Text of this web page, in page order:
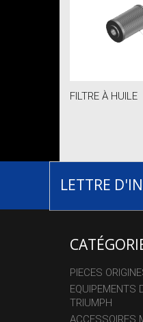
FILTRE À HUILE
LETTRE
PIECES
EQUIPEMENTS
TRIUMPH
ACCESSOIRES